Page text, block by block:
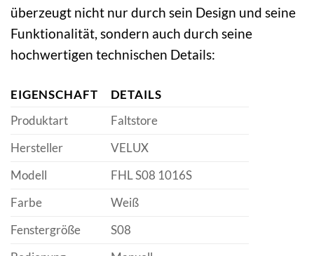
überzeugt nicht nur durch sein Design und seine
Funktionalität, sondern auch durch seine
hochwertigen technischen Details:
EIGENSCHAFT
DETAILS
Produktart
Faltstore
Hersteller
VELUX
Modell
FHL S08 1016S
Farbe
Weiß
Fenstergröße
S08